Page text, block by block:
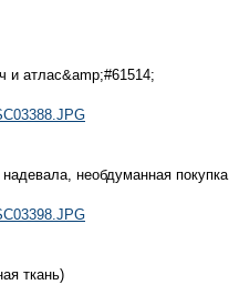
и атлас&amp;#61514;
необдуманная покупка
ткань)